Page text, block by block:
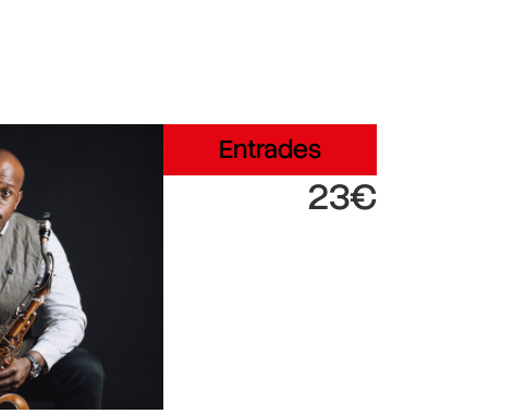
Entrades
23€